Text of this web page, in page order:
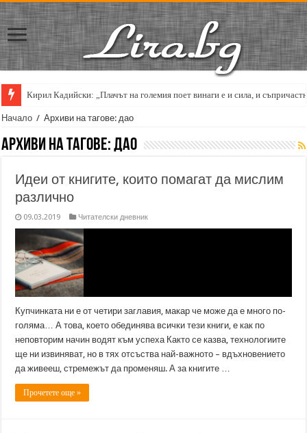
Кирил Кадийски: „Плачът на големия поет винаги е и сила, и
Начало / Архиви на тагове: дао
Архиви на тагове:дао
Идеи от книгите, които помагат да мислим
различно
09.03.2019 Читателски дневник
Купчинката ни е от четири заглавия, макар че може да е много по-
голяма… А това, което обединява всички тези книги, е как по
неповторим начин водят към успеха Както се казва, технологиите
ще ни извиняват, но в тях отсъства най-важното – вдъхновението
да живееш, стремежът да променяш. А за книгите …
Прочетете още »